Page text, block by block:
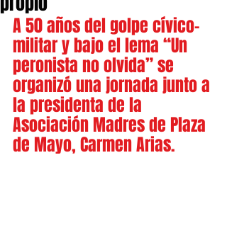
A 50 años del golpe cívico-
militar y bajo el lema “Un
peronista no olvida” se
organizó una jornada junto a
la presidenta de la
Asociación Madres de Plaza
de Mayo, Carmen Arias.